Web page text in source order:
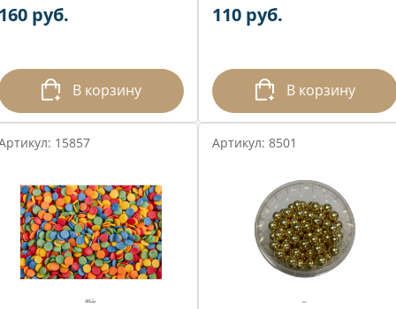
руб.
В корзину
110 руб.
В корзину
15857 Артикул: 8501